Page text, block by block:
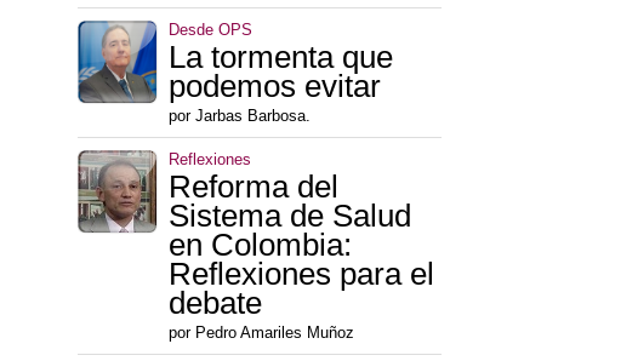
Desde OPS
La tormenta que
podemos evitar
por Jarbas Barbosa.
Reflexiones
Reforma del
Sistema de Salud
en Colombia:
Reflexiones para el
debate
por Pedro Amariles Muñoz